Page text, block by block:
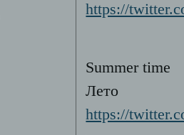
https://
Summer time
Лето
https://